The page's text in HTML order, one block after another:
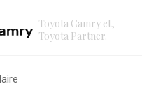
Toyota Camry et,
Toyota Partner.